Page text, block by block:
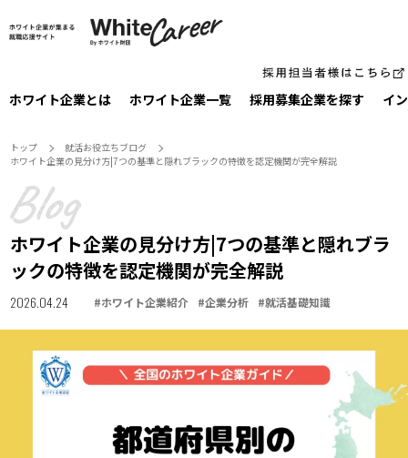
ホワイト企業とは ホワイト企業一覧 採⽤募集企業を探す イ
トップ
就活お役⽴ちブログ
ホワイト企業の見分け方|7つの基準と隠れブラックの特徴を認定機関が完全解説
ホワイト企業の見分け方|7つの基準と隠れブラ
ックの特徴を認定機関が完全解説
2026.04.24 #ホワイト企業紹介 #企業分析 #就活基礎知識